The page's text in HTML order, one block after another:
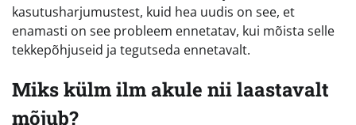
kasutusharjumustest, kuid hea uudis on see, et
enamasti on see probleem ennetatav, kui mõista selle
tekkepõhjuseid ja tegutseda ennetavalt.
Miks külm ilm akule nii laastavalt
mõjub?